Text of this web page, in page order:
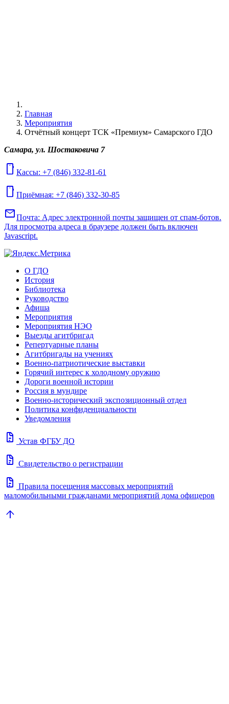
Главная
Мероприятия
Отчётный концерт ТСК «Премиум» Самарского ГДО
Самара, ул. Шостаковича 7
mobile Кассы: +7 (846) 332-81-61
mobile Приёмная: +7 (846) 332-30-85
mailПочта: Адрес электронной почты защищен от спам-ботов.
Для просмотра адреса в браузере должен быть включен
Javascript.
О ГДО
История
Библиотека
Руководство
Афиша
Мероприятия
Мероприятия НЭО
Выезды агитбригад
Репертуарные планы
Агитбригады на учениях
Военно-патриотические выставки
Горячий интерес к холодному оружию
Дороги военной истории
Россия в мундире
Военно-исторический экспозиционный отдел
Политика конфиденциальности
Уведомления
docs Устав ФГБУ ДО
docs Свидетельство о регистрации
docs Правила посещения массовых мероприятий
маломобильными гражданами мероприятий дома офицеров
arrow_upward